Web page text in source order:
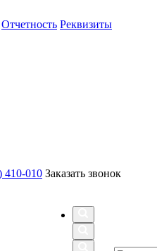
Отчетность Реквизиты
410-010 Заказать звонок